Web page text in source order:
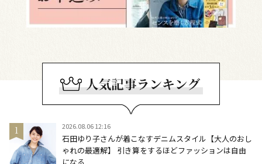
2026.08.06 12:16
石田ゆり子さんが着こなすデニムスタイル【大人のおし
ゃれの最適解】 引き算をするほどファッションは自由